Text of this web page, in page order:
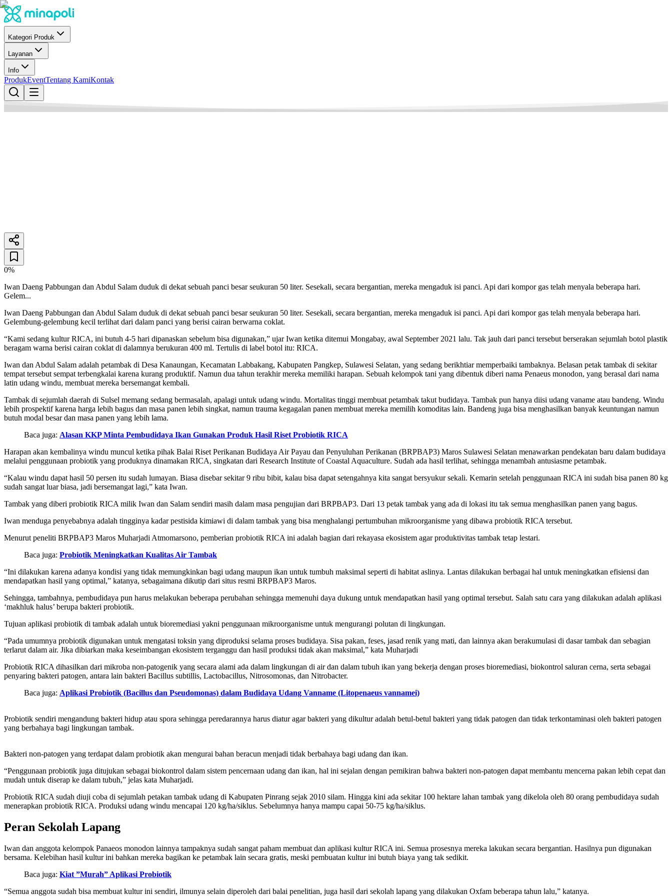
Kategori Produk
Layanan
Info
ProdukEventTentang KamiKontak
6
0%
Iwan Daeng Pabbungan dan Abdul Salam duduk di dekat sebuah panci besar seukuran 50 liter. Sesekali, secara bergantian, mereka mengaduk isi panci. Api dari kompor gas telah menyala beberapa hari.
Gelem...
Iwan Daeng Pabbungan dan Abdul Salam duduk di dekat sebuah panci besar seukuran 50 liter. Sesekali, secara bergantian, mereka mengaduk isi panci. Api dari kompor gas telah menyala beberapa hari.
Gelembung-gelembung kecil terlihat dari dalam panci yang berisi cairan berwarna coklat.
“Kami sedang kultur RICA, ini butuh 4-5 hari dipanaskan sebelum bisa digunakan,” ujar Iwan ketika ditemui Mongabay, awal September 2021 lalu. Tak jauh dari panci tersebut berserakan sejumlah botol plastik
beragam warna berisi cairan coklat di dalamnya berukuran 400 ml. Tertulis di label botol itu: RICA.
Iwan dan Abdul Salam adalah petambak di Desa Kanaungan, Kecamatan Labbakang, Kabupaten Pangkep, Sulawesi Selatan, yang sedang berikhtiar memperbaiki tambaknya. Belasan petak tambak di sekitar
tempat tersebut sempat terbengkalai karena kurang produktif. Namun dua tahun terakhir mereka memiliki harapan. Sebuah kelompok tani yang dibentuk diberi nama Penaeus monodon, yang berasal dari nama
latin udang windu, membuat mereka bersemangat kembali.
Tambak di sejumlah daerah di Sulsel memang sedang bermasalah, apalagi untuk udang windu. Mortalitas tinggi membuat petambak takut budidaya. Tambak pun hanya diisi udang vaname atau bandeng. Windu
lebih prospektif karena harga lebih bagus dan masa panen lebih singkat, namun trauma kegagalan panen membuat mereka memilih komoditas lain. Bandeng juga bisa menghasilkan banyak keuntungan namun
butuh modal besar dan masa panen yang lebih lama.
Baca juga: Alasan KKP Minta Pembudidaya Ikan Gunakan Produk Hasil Riset Probiotik RICA
Harapan akan kembalinya windu muncul ketika pihak Balai Riset Perikanan Budidaya Air Payau dan Penyuluhan Perikanan (BRPBAP3) Maros Sulawesi Selatan menawarkan pendekatan baru dalam budidaya
melalui penggunaan probiotik yang produknya dinamakan RICA, singkatan dari Research Institute of Coastal Aquaculture. Sudah ada hasil terlihat, sehingga menambah antusiasme petambak.
“Kalau windu dapat hasil 50 persen itu sudah lumayan. Biasa disebar sekitar 9 ribu bibit, kalau bisa dapat setengahnya kita sangat bersyukur sekali. Kemarin setelah penggunaan RICA ini sudah bisa panen 80 kg
sudah sangat luar biasa, jadi bersemangat lagi,” kata Iwan.
Tambak yang diberi probiotik RICA milik Iwan dan Salam sendiri masih dalam masa pengujian dari BRPBAP3. Dari 13 petak tambak yang ada di lokasi itu tak semua menghasilkan panen yang bagus.
Iwan menduga penyebabnya adalah tingginya kadar pestisida kimiawi di dalam tambak yang bisa menghalangi pertumbuhan mikroorganisme yang dibawa probiotik RICA tersebut.
Menurut peneliti BRPBAP3 Maros Muharjadi Atmomarsono, pemberian probiotik RICA ini adalah bagian dari rekayasa ekosistem agar produktivitas tambak tetap lestari.
Baca juga: Probiotik Meningkatkan Kualitas Air Tambak
“Ini dilakukan karena adanya kondisi yang tidak memungkinkan bagi udang maupun ikan untuk tumbuh maksimal seperti di habitat aslinya. Lantas dilakukan berbagai hal untuk meningkatkan efisiensi dan
mendapatkan hasil yang optimal,” katanya, sebagaimana dikutip dari situs resmi BRPBAP3 Maros.
Sehingga, tambahnya, pembudidaya pun harus melakukan beberapa perubahan sehingga memenuhi daya dukung untuk mendapatkan hasil yang optimal tersebut. Salah satu cara yang dilakukan adalah aplikasi
‘makhluk halus’ berupa bakteri probiotik.
Tujuan aplikasi probiotik di tambak adalah untuk bioremediasi yakni penggunaan mikroorganisme untuk mengurangi polutan di lingkungan.
“Pada umumnya probiotik digunakan untuk mengatasi toksin yang diproduksi selama proses budidaya. Sisa pakan, feses, jasad renik yang mati, dan lainnya akan berakumulasi di dasar tambak dan sebagian
terlarut dalam air. Jika dibiarkan maka keseimbangan ekosistem terganggu dan hasil produksi tidak akan maksimal,” kata Muharjadi
Probiotik RICA dihasilkan dari mikroba non-patogenik yang secara alami ada dalam lingkungan di air dan dalam tubuh ikan yang bekerja dengan proses bioremediasi, biokontrol saluran cerna, serta sebagai
penyaring bakteri patogen, antara lain bakteri Bacillus subtillis, Lactobacillus, Nitrosomonas, dan Nitrobacter.
Baca juga: Aplikasi Probiotik (Bacillus dan Pseudomonas) dalam Budidaya Udang Vanname (Litopenaeus vannamei)
Probiotik sendiri mengandung bakteri hidup atau spora sehingga peredarannya harus diatur agar bakteri yang dikultur adalah betul-betul bakteri yang tidak patogen dan tidak terkontaminasi oleh bakteri patogen
yang berbahaya bagi lingkungan tambak.
Bakteri non-patogen yang terdapat dalam probiotik akan mengurai bahan beracun menjadi tidak berbahaya bagi udang dan ikan.
“Penggunaan probiotik juga ditujukan sebagai biokontrol dalam sistem pencernaan udang dan ikan, hal ini sejalan dengan pemikiran bahwa bakteri non-patogen dapat membantu mencerna pakan lebih cepat dan
mudah untuk diserap ke dalam tubuh,” jelas kata Muharjadi.
Probiotik RICA sudah diuji coba di sejumlah petakan tambak udang di Kabupaten Pinrang sejak 2010 silam. Hingga kini ada sekitar 100 hektare lahan tambak yang dikelola oleh 80 orang pembudidaya sudah
menerapkan probiotik RICA. Produksi udang windu mencapai 120 kg/ha/siklus. Sebelumnya hanya mampu capai 50-75 kg/ha/siklus.
Peran Sekolah Lapang
Iwan dan anggota kelompok Panaeos monodon lainnya tampaknya sudah sangat paham membuat dan aplikasi kultur RICA ini. Semua prosesnya mereka lakukan secara bergantian. Hasilnya pun digunakan
bersama. Kelebihan hasil kultur ini bahkan mereka bagikan ke petambak lain secara gratis, meski pembuatan kultur ini butuh biaya yang tak sedikit.
Baca juga: Kiat ”Murah” Aplikasi Probiotik
“Semua anggota sudah bisa membuat kultur ini sendiri, ilmunya selain diperoleh dari balai penelitian, juga hasil dari sekolah lapang yang dilakukan Oxfam beberapa tahun lalu,” katanya.